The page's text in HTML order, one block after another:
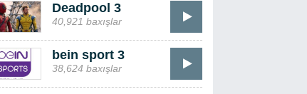
Deadpool 3
40,921 baxışlar
bein sport 3
38,624 baxışlar